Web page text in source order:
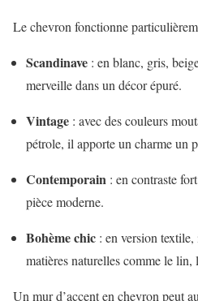
Le chevron fonctionne
Scandinave : en blanc, gris,
merveille dans un décor épuré.
Vintage : avec des couleurs
pétrole, il apporte un charme un
Contemporain : en contraste
pièce moderne.
Bohème chic : en version
matières naturelles comme le
Un mur d’accent en chevron peut